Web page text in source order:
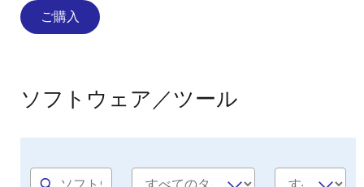
ご購入
ソフトウェア／ツール
title
type
社